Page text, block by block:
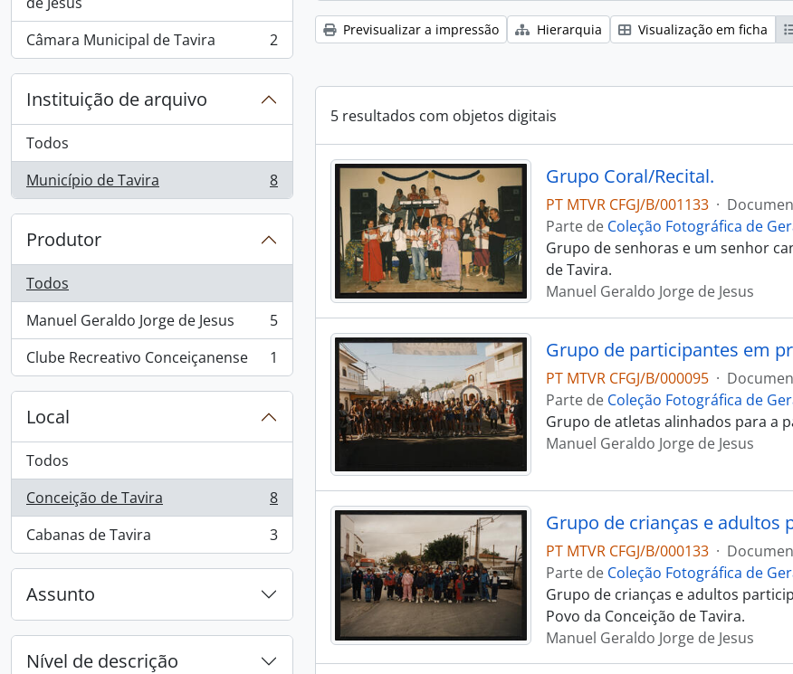
Câmara Municipal de Tavira
, 2 resultados 2
Instituição de arquivo
Todos
Município de Tavira
, 8 resultados 8
Produtor
Todos
Manuel Geraldo Jorge de Jesus
, 5 resultados
5
Clube Recreativo Conceiçanense
, 1 resultados 1
Local
Todos
Conceição de Tavira
, 8 resultados
8
Cabanas de Tavira
, 3 resultados 3
Assunto
Nível de descrição
Previsualizar a impressão Hierarquia Visualização em ficha
5 resultados com objetos digitais
Grupo Coral/Recital.
PT MTVR CFGJ/B/001133 ·
Parte de Coleção Fotográfica de
Grupo de senhoras e um senhor
de Tavira.
Manuel Geraldo Jorge de Jesus
Grupo de participantes em
PT MTVR CFGJ/B/000095 ·
Parte de Coleção Fotográfica de
Grupo de atletas alinhados para a
Manuel Geraldo Jorge de Jesus
Grupo de crianças e adultos
PT MTVR CFGJ/B/000133 ·
Parte de Coleção Fotográfica de
Grupo de crianças e adultos
Povo da Conceição de Tavira.
Manuel Geraldo Jorge de Jesus